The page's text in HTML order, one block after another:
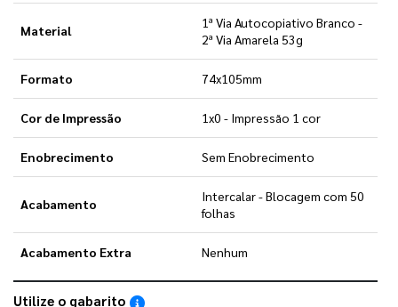
Material
1ª Via Autocopiativo Branco -
2ª Via Amarela 53g
Formato 74x105mm
Cor de Impressão 1x0 - Impressão 1 cor
Enobrecimento Sem Enobrecimento
Acabamento
Intercalar - Blocagem com 50
folhas
Acabamento Extra Nenhum
Utilize o gabarito Saiba como utilizar os nossos gabaritos